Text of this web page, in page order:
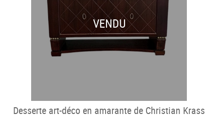
VENDU
Desserte art-déco en amarante de Christian Krass